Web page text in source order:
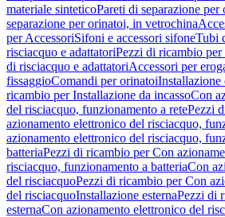
materiale sinteticoPareti di separazione
separazione per orinatoi, in vetrochina
per AccessoriSifoni e accessori sifoneTubi
risciacquo e adattatoriPezzi di ricambio
di risciacquo e adattatoriAccessori per
fissaggioComandi per orinatoiInstallazione
ricambio per Installazione da incassoCon
del risciacquo, funzionamento a retePezzi
azionamento elettronico del risciacquo,
azionamento elettronico del risciacquo,
batteriaPezzi di ricambio per Con
risciacquo, funzionamento a batteriaCon
del risciacquoPezzi di ricambio per Con
del risciacquoInstallazione esternaPezzi di
esternaCon azionamento elettronico del